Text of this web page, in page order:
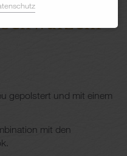
gepolstert und mit einem
mit den